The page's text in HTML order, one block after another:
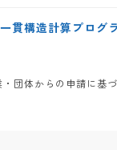
貫構造計算プログ
団体からの申請に基